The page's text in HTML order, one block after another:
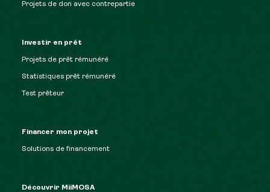
Projets de don avec contrepartie
Investir en prêt
Projets de prêt rémunéré
Statistiques prêt rémunéré
Test prêteur
Financer mon projet
Solutions de financement
Découvrir MiiMOSA